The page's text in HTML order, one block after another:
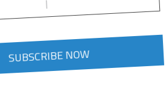
SUBSCRIBE NOW